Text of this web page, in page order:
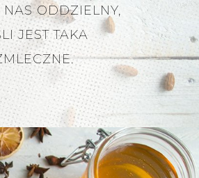
ODDZIELNY,
JEST TAKA